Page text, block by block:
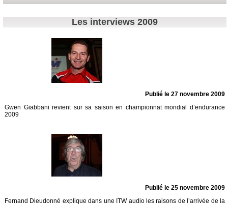
Les interviews 2009
Publié le 27 novembre 2009
Gwen Giabbani revient sur sa saison en championnat mondial d’endurance
2009
Publié le 25 novembre 2009
Fernand Dieudonné explique dans une ITW audio les raisons de l’arrivée de la